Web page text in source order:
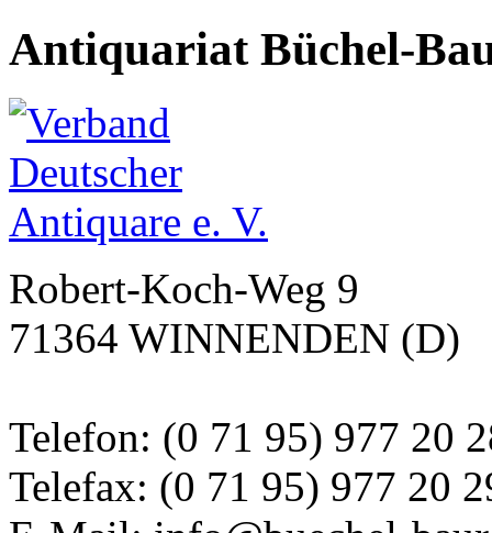
Antiquariat Büchel-
Robert-Koch-Weg 9
71364 WINNENDEN (D)
Telefon: (0 71 95) 977 20
Telefax: (0 71 95) 977 20